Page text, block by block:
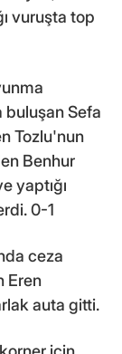
vuruşta top
buluşan Sefa
Tozlu'nun
Benhur
yaptığı
0-1
ceza
Eren
auta gitti.